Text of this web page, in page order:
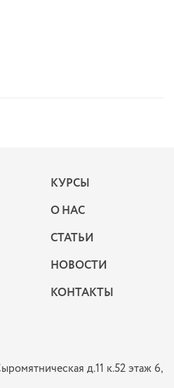
КУРСЫ
О НАС
СТАТЬИ
НОВОСТИ
КОНТАКТЫ
д.11 к.52 этаж 6,